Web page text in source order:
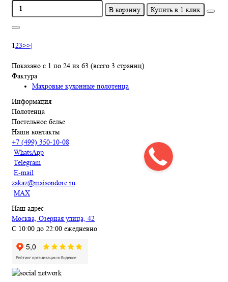
В корзину
Купить в 1 клик
123>>|
Показано с 1 по 24 из 63 (всего 3 страниц)
Фактура
Махровые кухонные полотенца
Информация
Полотенца
Постельное белье
Наши контакты
+7 (499) 350-10-08
WhatsApp
Telegram
E-mail
zakaz@maisondore.ru
MAX
Наш адрес
Москва, Озерная улица, 42
С 10:00 до 22:00 ежедневно